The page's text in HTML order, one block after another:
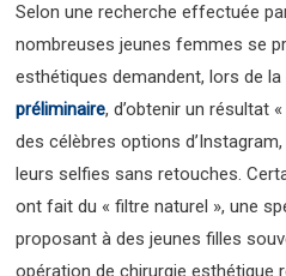
Selon une recherche effectuée
nombreuses jeunes femmes se
esthétiques demandent, lors de la
préliminaire, d’obtenir un résultat
des célèbres options
leurs selfies sans retouches.
ont fait du « filtre naturel », une
proposant à des jeunes filles
opération de chirurgie esthétique